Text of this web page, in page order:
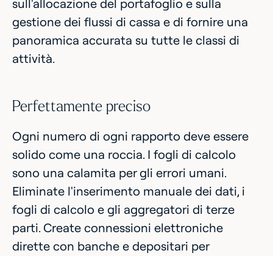
sull'allocazione del portafoglio e sulla
gestione dei flussi di cassa e di fornire una
panoramica accurata su tutte le classi di
attività.
Perfettamente preciso
Ogni numero di ogni rapporto deve essere
solido come una roccia. I fogli di calcolo
sono una calamita per gli errori umani.
Eliminate l'inserimento manuale dei dati, i
fogli di calcolo e gli aggregatori di terze
parti. Create connessioni elettroniche
dirette con banche e depositari per